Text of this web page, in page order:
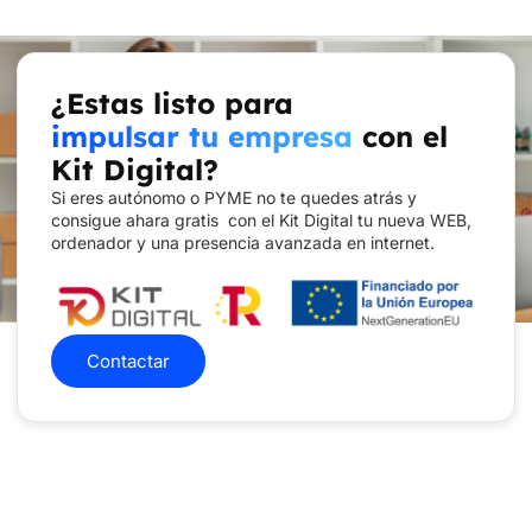
¿Estas listo para
impulsar tu empresa con el
Kit Digital?
Si eres autónomo o PYME no te quedes atrás y
consigue ahara gratis con el Kit Digital tu nueva WEB,
ordenador y una presencia avanzada en internet.
Contactar